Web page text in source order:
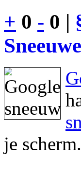
+ 0 - 0 |
je scherm.